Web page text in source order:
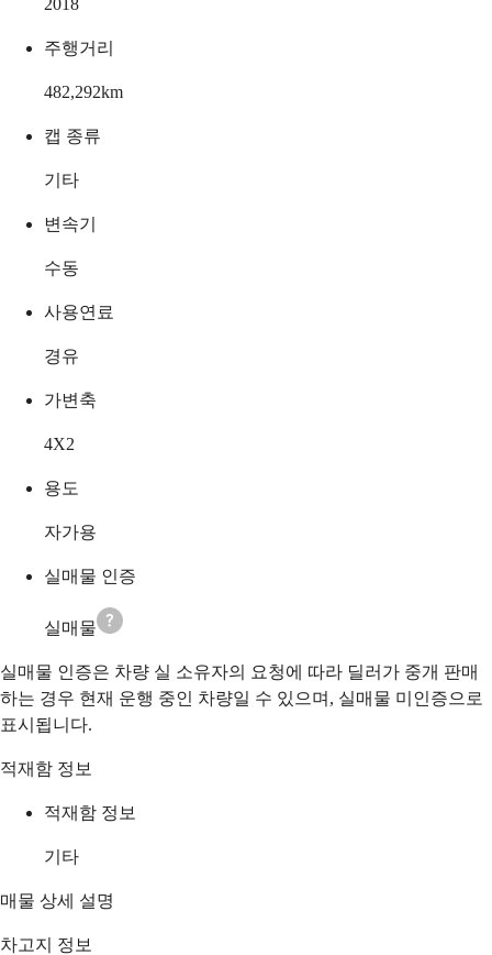
2018
주행거리
482,292km
캡 종류
기타
변속기
수동
사용연료
경유
가변축
4X2
용도
자가용
실매물 인증
실매물
실매물 인증은 차량 실 소유자의 요청에 따라 딜러가 중개 판매
하는 경우 현재 운행 중인 차량일 수 있으며, 실매물 미인증으로
표시됩니다.
적재함 정보
적재함 정보
기타
매물 상세 설명
차고지 정보